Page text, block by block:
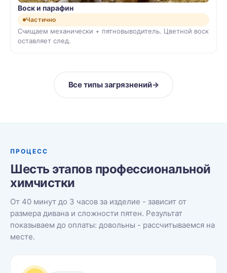
Воск и парафин
Частично
Счищаем механически + пятновыводитель. Цветной воск
оставляет след.
Все типы загрязнений→
ПРОЦЕСС
Шесть этапов профессиональной
химчистки
От 40 минут до 3 часов за изделие - зависит от
размера дивана и сложности пятен. Результат
показываем до оплаты: довольны - рассчитываемся на
месте.